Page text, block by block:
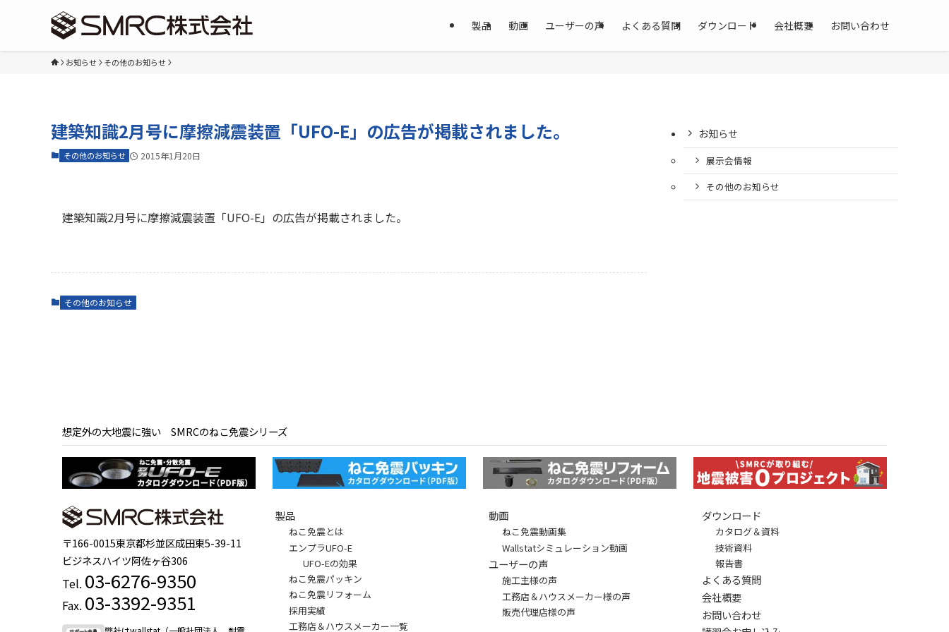
製品 動画 ユーザーの声 よくある質問 ダウンロード 会社概要 お問い合わせ
お知らせ その他のお知らせ
建築知識2月号に摩擦減震装置「UFO-E」の広告が掲載されました。
その他のお知らせ 2015年1月20日
建築知識2月号に摩擦減震装置「UFO-E」の広告が掲載されました。
その他のお知らせ
お知らせ
展示会情報
その他のお知らせ
想定外の大地震に強い SMRCのねこ免震シリーズ
〒166-0015東京都杉並区成田東5-39-11
ビジネスハイツ阿佐ヶ谷306
Tel. 03-6276-9350
Fax. 03-3392-9351
製品
ねこ免震とは
エンプラUFO-E
UFO-Eの効果
ねこ免震パッキン
ねこ免震リフォーム
採用実績
工務店＆ハウスメーカー一覧
動画
ねこ免震動画集
Wallstatシミュレーション動画
ユーザーの声
施工主様の声
工務店＆ハウスメーカー様の声
販売代理店様の声
ダウンロード
カタログ＆資料
技術資料
報告書
よくある質問
会社概要
お問い合わせ